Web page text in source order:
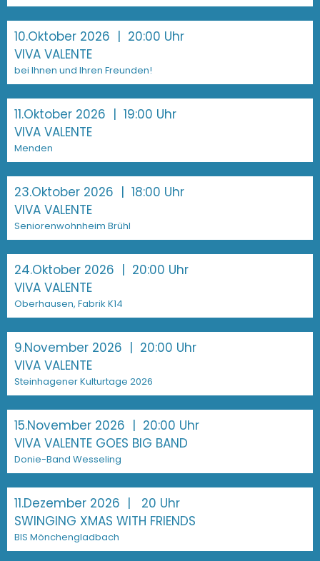
10.Oktober 2026 | 20:00 Uhr
VIVA VALENTE
bei Ihnen und Ihren Freunden!
11.Oktober 2026 | 19:00 Uhr
VIVA VALENTE
Menden
23.Oktober 2026 | 18:00 Uhr
VIVA VALENTE
Seniorenwohnheim Brühl
24.Oktober 2026 | 20:00 Uhr
VIVA VALENTE
Oberhausen, Fabrik K14
9.November 2026 | 20:00 Uhr
VIVA VALENTE
Steinhagener Kulturtage 2026
15.November 2026 | 20:00 Uhr
VIVA VALENTE GOES BIG BAND
Donie-Band Wesseling
11.Dezember 2026 | 20 Uhr
SWINGING XMAS WITH FRIENDS
BIS Mönchengladbach